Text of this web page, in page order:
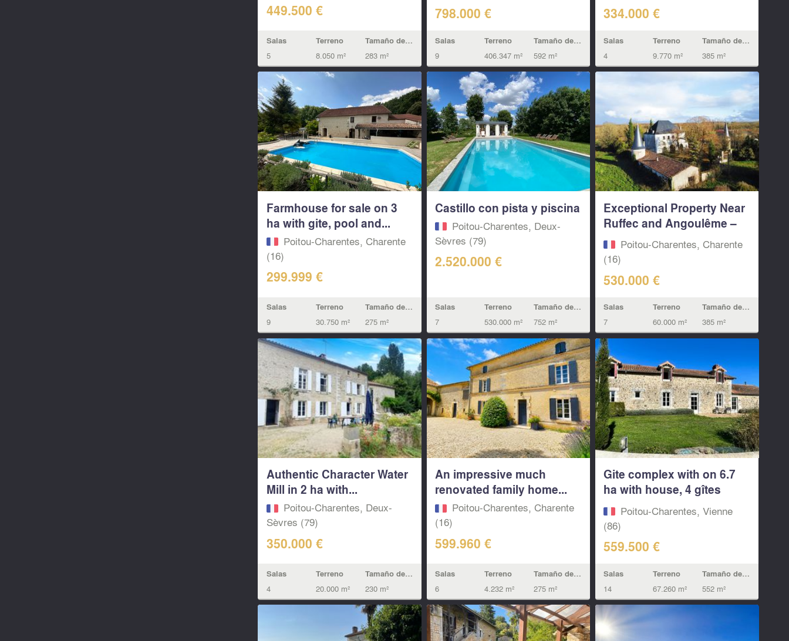
449.500 €
Salas
5
Terreno
8.050 m²
Tamaño de la vivienda
283 m²
798.000 €
Salas
9
Terreno
406.347 m²
Tamaño de la vivienda
592 m²
334.000 €
Salas
4
Terreno
9.770 m²
Tamaño de la vivienda
385 m²
Farmhouse for sale on 3
ha with gite, pool and...
Poitou-Charentes, Charente
(16)
299.999 €
Salas
9
Terreno
30.750 m²
Tamaño de la vivienda
275 m²
Castillo con pista y piscina
Poitou-Charentes, Deux-
Sèvres (79)
2.520.000 €
Salas
7
Terreno
530.000 m²
Tamaño de la vivienda
752 m²
Exceptional Property Near
Ruffec and Angoulême –
A... Poitou-Charentes, Charente
(16)
530.000 €
Salas
7
Terreno
60.000 m²
Tamaño de la vivienda
385 m²
Authentic Character Water
Mill in 2 ha with...
Poitou-Charentes, Deux-
Sèvres (79)
350.000 €
Salas
4
Terreno
20.000 m²
Tamaño de la vivienda
230 m²
An impressive much
renovated family home...
Poitou-Charentes, Charente
(16)
599.960 €
Salas
6
Terreno
4.232 m²
Tamaño de la vivienda
275 m²
Gite complex with on 6.7
ha with house, 4 gîtes
and...Poitou-Charentes, Vienne
(86)
559.500 €
Salas
14
Terreno
67.260 m²
Tamaño de la vivienda
552 m²